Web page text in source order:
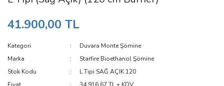
41.900,00 TL
Kategori
Duvara Monte Şömine
Marka
Starfire Bioethanol Şömine
Stok Kodu
L Tipi SAĞ AÇIK 120